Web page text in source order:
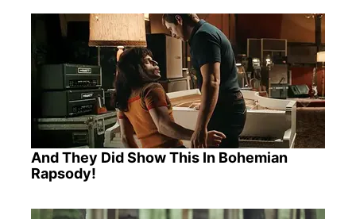
And They Did Show This In Bohemian
Rapsody!